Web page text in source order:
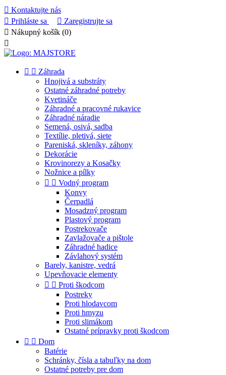
 Kontaktujte nás
 Prihláste sa  Zaregistrujte sa
 Nákupný košík (0)

  Záhrada
Hnojivá a substráty
Ostatné záhradné potreby
Kvetináče
Záhradné a pracovné rukavice
Záhradné náradie
Semená, osivá, sadba
Textílie, pletivá, siete
Pareniská, skleníky, záhony
Dekorácie
Krovinorezy a Kosačky
Nožnice a pílky
  Vodný program
Konvy
Čerpadlá
Mosadzný program
Plastový program
Postrekovače
Zavlažovače a pištole
Záhradné hadice
Závlahový systém
Barely, kanistre, vedrá
Upevňovacie elementy
  Proti škodcom
Postreky
Proti hlodavcom
Proti hmyzu
Proti slimákom
Ostatné prípravky proti škodcom
  Dom
Batérie
Schránky, čísla a tabuľky na dom
Ostatné potreby pre dom